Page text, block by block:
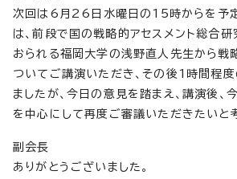
次回は6月26日水曜日の15時からを予定
は、前段で国の戦略的アセスメント総合
おられる福岡大学の浅野直人先生から戦
ついてご講演いただき、その後1時間程
ましたが、今日の意見を踏まえ、講演後、
を中心にして再度ご審議いただきたいと
副会長
ありがとうございました。